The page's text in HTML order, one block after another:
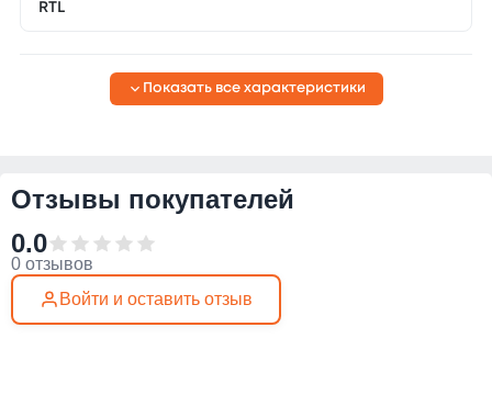
RTL
Показать все характеристики
Отзывы покупателей
0.0
0 отзывов
Войти и оставить отзыв